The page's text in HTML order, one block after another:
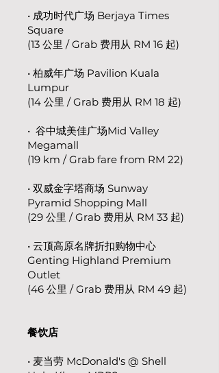
• 成功时代广场 Berjaya Times
Square
(13 公里 / Grab 费用从 RM 16 起)
• 柏威年广场 Pavilion Kuala
Lumpur
(14 公里 / Grab 费用从 RM 18 起)
• 谷中城美佳广场Mid Valley
Megamall
(19 km / Grab fare from RM 22)
• 双威金字塔商场 Sunway
Pyramid Shopping Mall
(29 公里 / Grab 费用从 RM 33 起)
• 云顶高原名牌折扣购物中心
Genting Highland Premium
Outlet
(46 公里 / Grab 费用从 RM 49 起)
餐饮店
• 麦当劳 McDonald's @ Shell